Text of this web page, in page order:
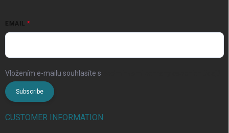
EMAIL
Vložením e-mailu souhlasíte s
Subscribe
CUSTOMER INFORMATION